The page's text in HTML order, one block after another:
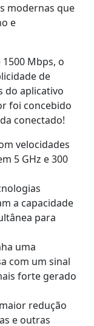
modernas que
e
Mbps, o
de
do aplicativo
foi concebido
conectado!
velocidades
5 GHz e 300
a capacidade
para
uma
com um sinal
forte gerado
redução
e outras